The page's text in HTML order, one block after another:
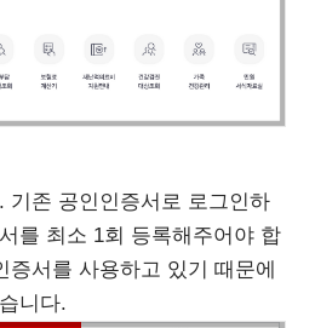
존 공인인증서로 로그인하
를 최소 1회 등록해주어야 합
서를 사용하고 있기 때문에
니다.